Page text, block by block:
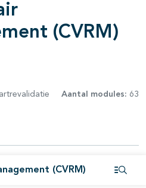
(CVRM)
Aantal modules: 63
(CVRM)